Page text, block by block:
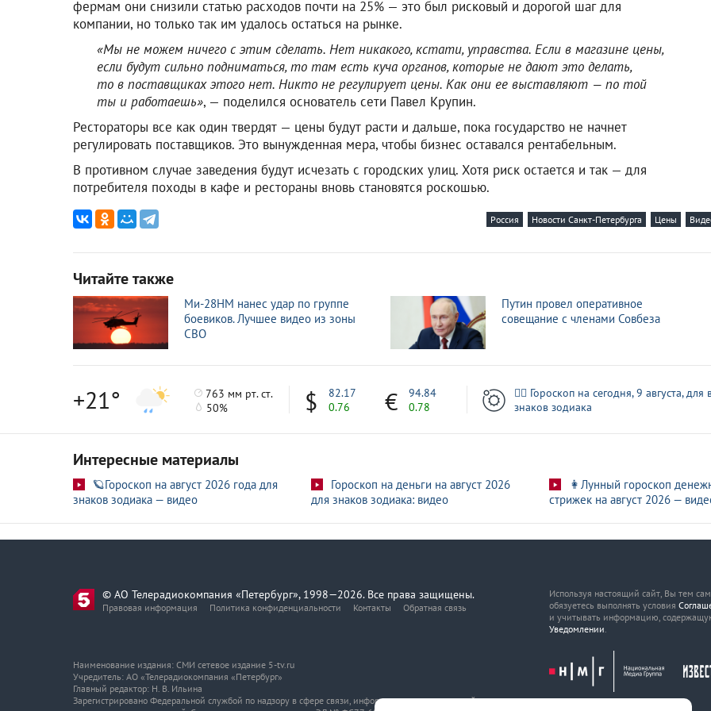
фермам они снизили статью расходов почти на 25% — это был рисковый и дорогой шаг для
компании, но только так им удалось остаться на рынке.
«Мы не можем ничего с этим сделать. Нет никакого, кстати, управства. Если в магазине цены,
если будут сильно подниматься, то там есть куча органов, которые не дают это делать,
то в поставщиках этого нет. Никто не регулирует цены. Как они ее выставляют — по той
ты и работаешь», — поделился основатель сети Павел Крупин.
Рестораторы все как один твердят — цены будут расти и дальше, пока государство не начнет
регулировать поставщиков. Это вынужденная мера, чтобы бизнес оставался рентабельным.
В противном случае заведения будут исчезать с городских улиц. Хотя риск остается и так — для
потребителя походы в кафе и рестораны вновь становятся роскошью.
Россия Новости Санкт-Петербурга Цены
Читайте также
Ми-28НМ нанес удар по группе
боевиков. Лучшее видео из зоны
СВО
Путин провел оперативное
совещание с членами Совбеза
+21°
763 мм рт. ст.
50%
82.17
0.76
94.84
0.78
🧙‍♀ Гороскоп на сегодня, 9 августа, для
знаков зодиака
Интересные материалы
🪐Гороскоп на август 2026 года для
знаков зодиака — видео
Гороскоп на деньги на август 2026
для знаков зодиака: видео
👩Лунный гороскоп
стрижек на август 2026 —
© АО Телерадиокомпания «Петербург», 1998—2026. Все права защищены.
Правовая информация Политика конфиденциальности Контакты Обратная связь
Используя настоящий сайт, Вы тем
обязуетесь выполнять условия
и учитывать информацию,
Уведомлении.
Наименование издания: СМИ сетевое издание 5-tv.ru
Учредитель: АО «Телерадиокомпания «Петербург»
Главный редактор: Н. В. Ильина
Зарегистрировано Федеральной службой по надзору в сфере связи, информационных технологий